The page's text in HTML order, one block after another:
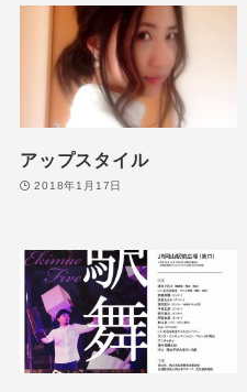
アップスタイル
2018年1月17日